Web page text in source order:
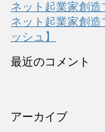
ネット起業家創
ネット起業家創
ッシュ】
最近のコメント
アーカイブ